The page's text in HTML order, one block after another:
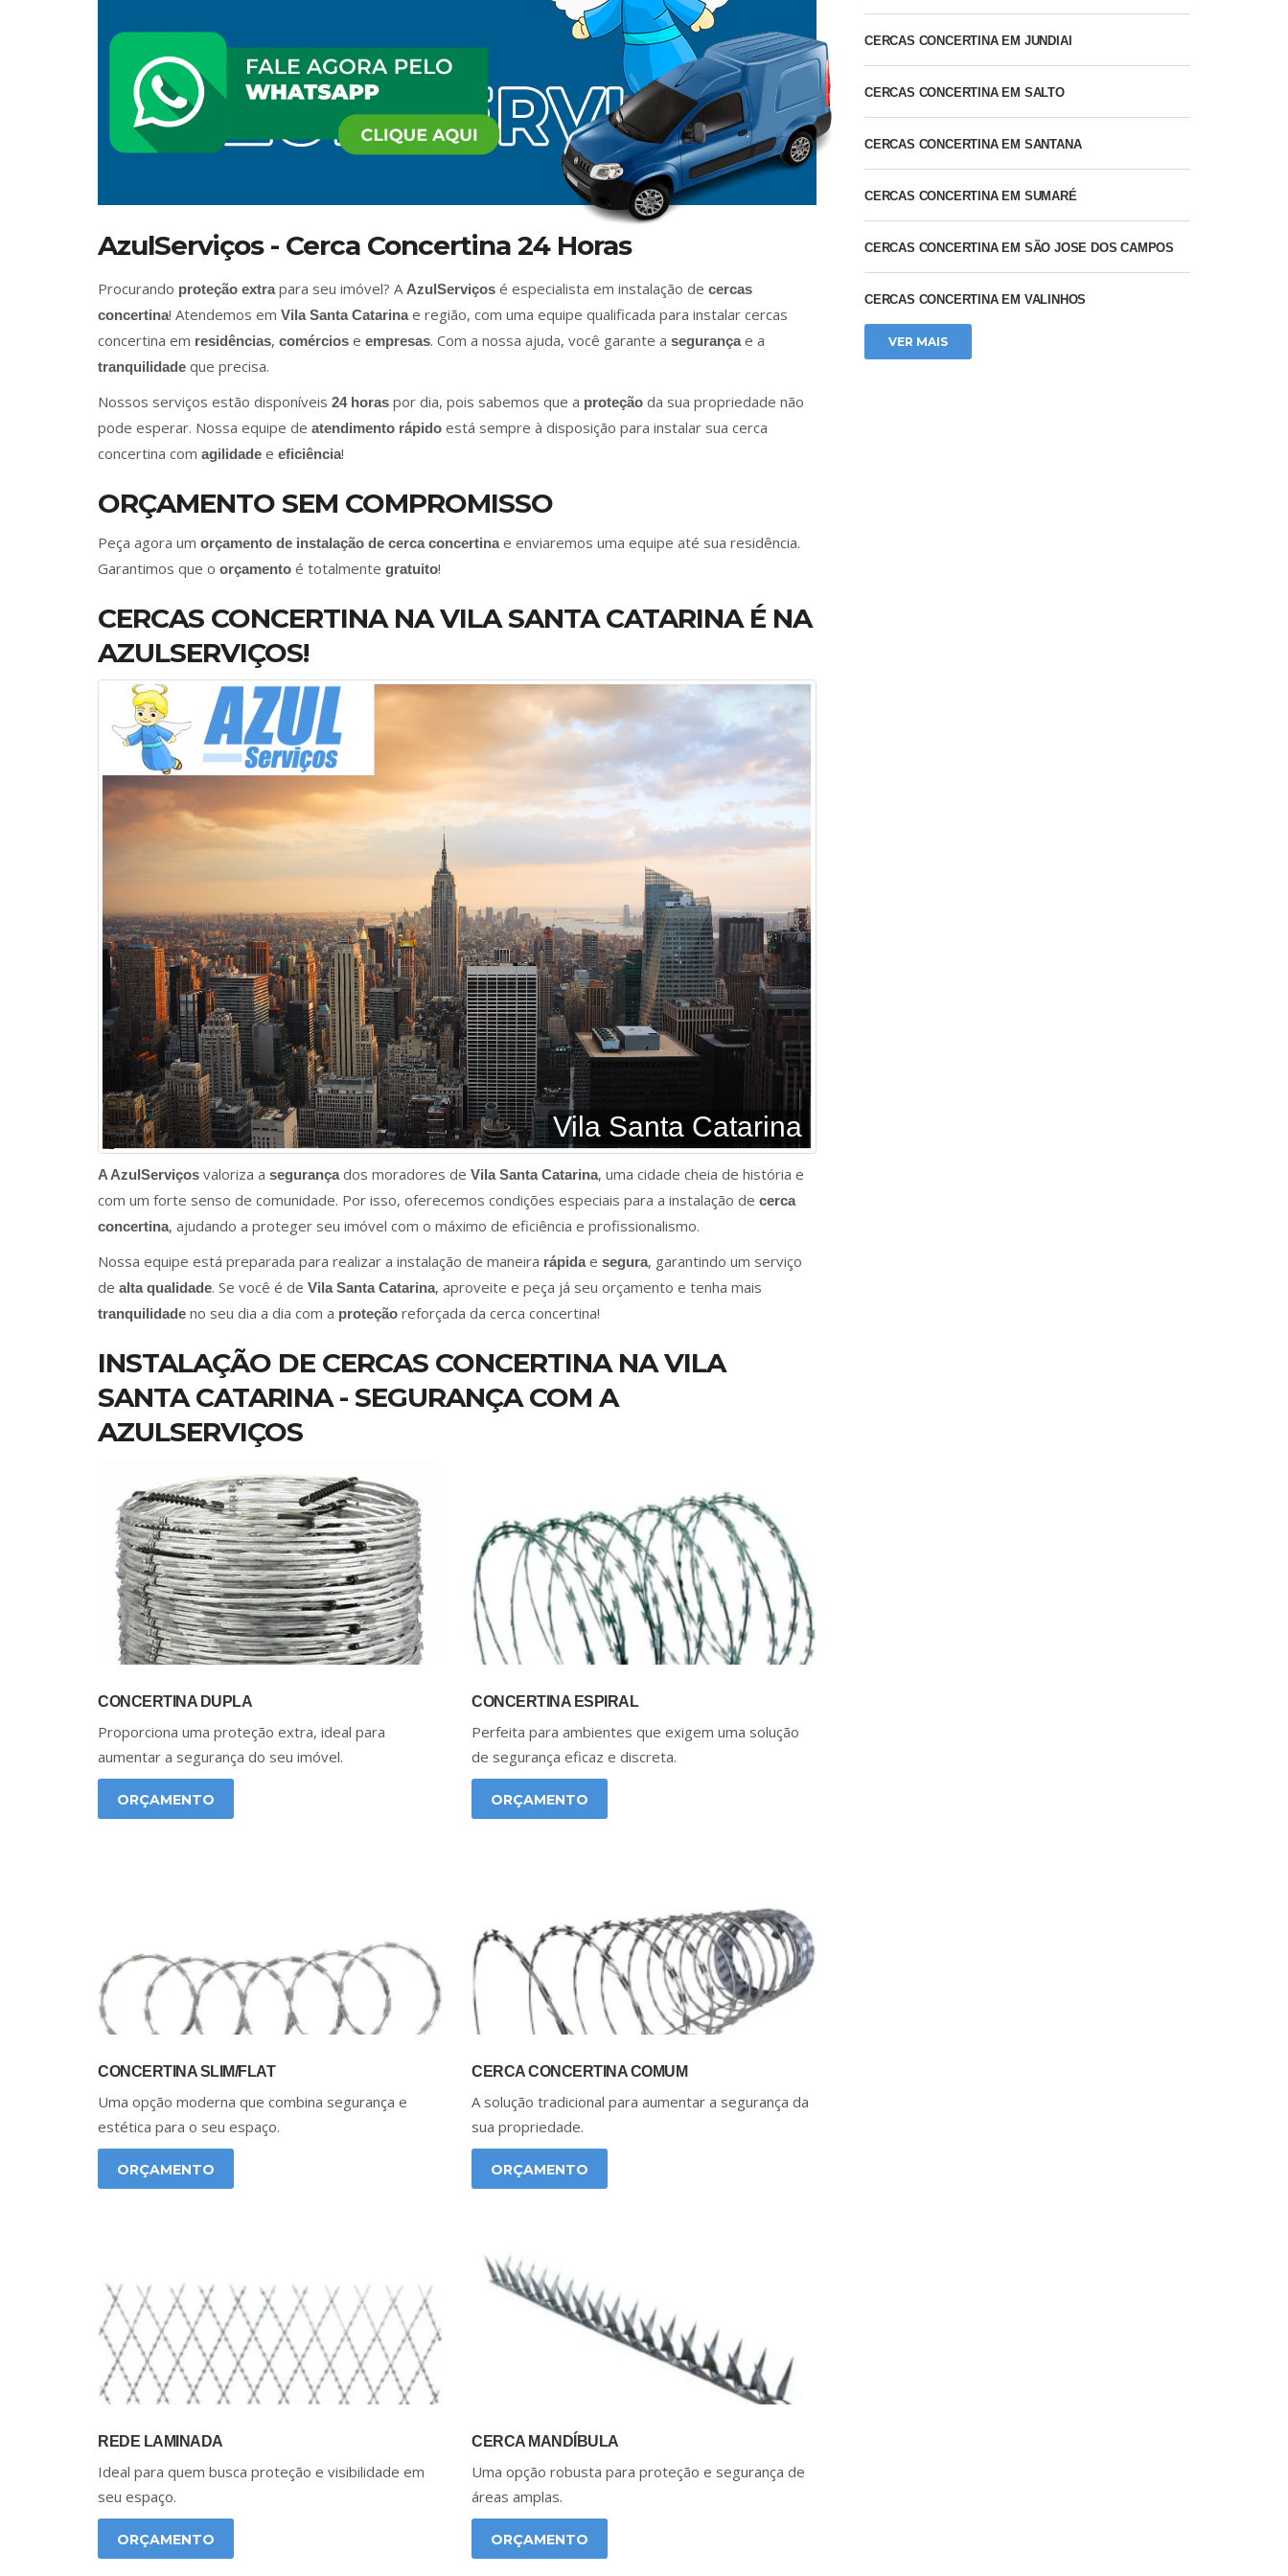
AzulServiços - Cerca Concertina 24 Horas
Procurando proteção extrapara seu imóvel? A AzulServiços é especialista em instalação de cercas
concertina! Atendemos em Vila Santa Catarinae região, com uma equipe qualificada para instalar cercas
concertina em residências, comércios e empresas. Com a nossa ajuda, você garante a segurançae a
tranquilidade que precisa.
Nossos serviços estão disponíveis 24 horas por dia, pois sabemos que a proteção da sua propriedade não
pode esperar. Nossa equipe de atendimento rápido está sempre à disposição para instalar sua cerca
concertina com agilidade e eficiência!
ORÇAMENTO SEM COMPROMISSO
Peça agora um orçamento de instalação de cerca concertinae enviaremos uma equipe até sua residência.
Garantimos que o orçamento é totalmente gratuito!
CERCAS CONCERTINA NA VILA SANTA CATARINA É NA
AZULSERVIÇOS!
Vila Santa Catarina
A AzulServiços valoriza a segurançados moradores de Vila Santa Catarina, uma cidade cheia de história e
com um forte senso de comunidade. Por isso, oferecemos condições especiais para a instalação de cerca
concertina, ajudando a proteger seu imóvel com o máximo de eficiência e profissionalismo.
Nossa equipe está preparada para realizar a instalação de maneira rápidae segura, garantindo um serviço
de alta qualidade. Se você é de Vila Santa Catarina, aproveite e peça já seu orçamento e tenha mais
tranquilidade no seu dia a dia com a proteção reforçada da cerca concertina!
INSTALAÇÃO DE CERCAS CONCERTINA NA VILA
SANTA CATARINA - SEGURANÇA COM A
AZULSERVIÇOS
CONCERTINA DUPLA
Proporciona uma proteção extra, ideal para
aumentar a segurança do seu imóvel.
ORÇAMENTO
CONCERTINA ESPIRAL
Perfeita para ambientes que exigem uma solução
de segurança eficaz e discreta.
ORÇAMENTO
CONCERTINA SLIM/FLAT
Uma opção moderna que combina segurança e
estética para o seu espaço.
ORÇAMENTO
CERCA CONCERTINA COMUM
A solução tradicional para aumentar a segurança da
sua propriedade.
ORÇAMENTO
REDE LAMINADA
Ideal para quem busca proteção e visibilidade em
seu espaço.
ORÇAMENTO
CERCA MANDÍBULA
Uma opção robusta para proteção e segurança de
áreas amplas.
ORÇAMENTO
CERCAS CONCERTINA EM JUNDIAI
CERCAS CONCERTINA EM SALTO
CERCAS CONCERTINA EM SANTANA
CERCAS CONCERTINA EM SUMARÉ
CERCAS CONCERTINA EM SÃO JOSE DOS CAMPOS
CERCAS CONCERTINA EM VALINHOS
VER MAIS